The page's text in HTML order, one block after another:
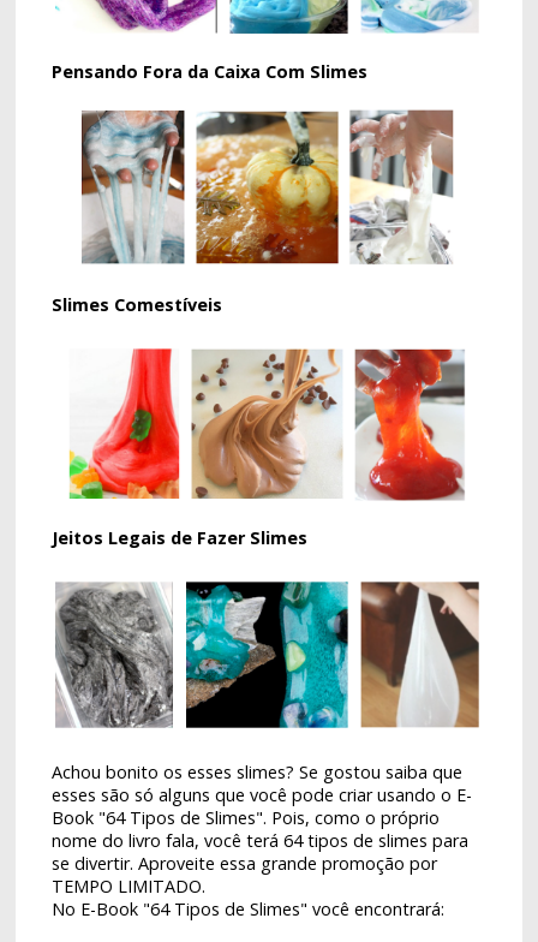
Pensando Fora da Caixa Com Slimes
Slimes Comestíveis
Jeitos Legais de Fazer Slimes
Achou bonito os esses slimes? Se gostou saiba que
esses são só alguns que você pode criar usando o E-
Book "64 Tipos de Slimes". Pois, como o próprio
nome do livro fala, você terá 64 tipos de slimes para
se divertir. Aproveite essa grande promoção por
TEMPO LIMITADO.
No E-Book "64 Tipos de Slimes" você encontrará: